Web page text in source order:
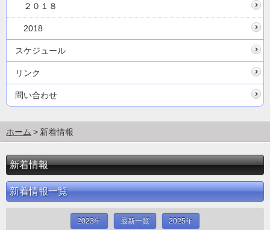
２０１８
2018
スケジュール
リンク
問い合わせ
ホーム 新着情報
新着情報
新着情報一覧
2023年 最新一覧 2025年